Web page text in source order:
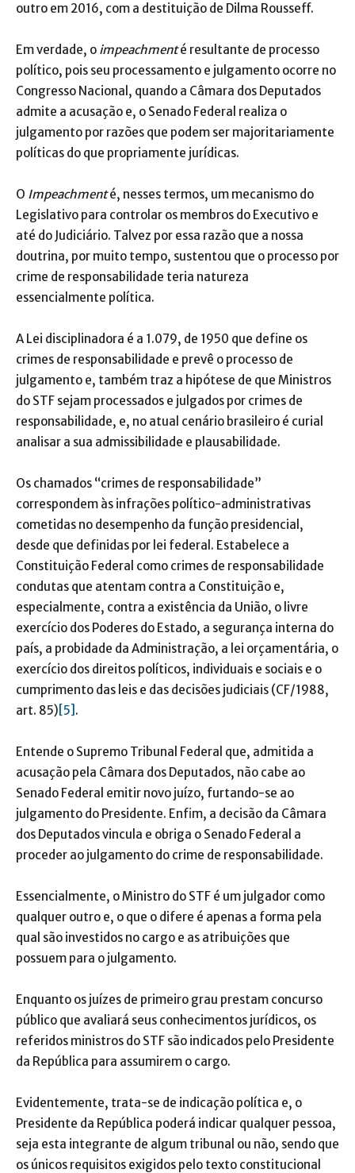
outro em 2016, com a destituição de Dilma Rousseff.
Em verdade, o impeachmenté resultante de processo
político, pois seu processamento e julgamento ocorre no
Congresso Nacional, quando a Câmara dos Deputados
admite a acusação e, o Senado Federal realiza o
julgamento por razões que podem ser majoritariamente
políticas do que propriamente jurídicas.
O Impeachmenté, nesses termos, um mecanismo do
Legislativo para controlar os membros do Executivo e
até do Judiciário. Talvez por essa razão que a nossa
doutrina, por muito tempo, sustentou que o processo por
crime de responsabilidade teria natureza
essencialmente política.
A Lei disciplinadora é a 1.079, de 1950 que define os
crimes de responsabilidade e prevê o processo de
julgamento e, também traz a hipótese de que Ministros
do STF sejam processados e julgados por crimes de
responsabilidade, e, no atual cenário brasileiro é curial
analisar a sua admissibilidade e plausabilidade.
Os chamados “crimes de responsabilidade”
correspondem às infrações político-administrativas
cometidas no desempenho da função presidencial,
desde que definidas por lei federal. Estabelece a
Constituição Federal como crimes de responsabilidade
condutas que atentam contra a Constituição e,
especialmente, contra a existência da União, o livre
exercício dos Poderes do Estado, a segurança interna do
país, a probidade da Administração, a lei orçamentária, o
exercício dos direitos políticos, individuais e sociais e o
cumprimento das leis e das decisões judiciais (CF/1988,
art. 85) [5] .
Entende o Supremo Tribunal Federal que, admitida a
acusação pela Câmara dos Deputados, não cabe ao
Senado Federal emitir novo juízo, furtando-se ao
julgamento do Presidente. Enfim, a decisão da Câmara
dos Deputados vincula e obriga o Senado Federal a
proceder ao julgamento do crime de responsabilidade.
Essencialmente, o Ministro do STF é um julgador como
qualquer outro e, o que o difere é apenas a forma pela
qual são investidos no cargo e as atribuições que
possuem para o julgamento.
Enquanto os juízes de primeiro grau prestam concurso
público que avaliará seus conhecimentos jurídicos, os
referidos ministros do STF são indicados pelo Presidente
da República para assumirem o cargo.
Evidentemente, trata-se de indicação política e, o
Presidente da República poderá indicar qualquer pessoa,
seja esta integrante de algum tribunal ou não, sendo que
os únicos requisitos exigidos pelo texto constitucional